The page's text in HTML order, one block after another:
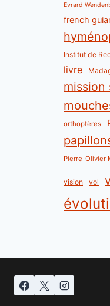
Evrard
french
Institut de
livre
mission
orthoptères
Pierre-Olivier
vision vol